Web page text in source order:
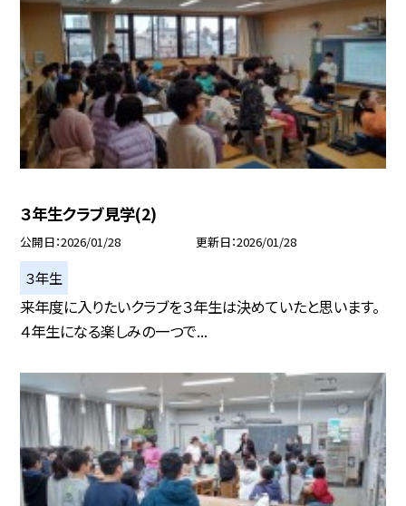
３年生クラブ見学(2)
公開日 2026/01/28 更新日 2026/01/28
３年生
来年度に入りたいクラブを３年生は決めていたと思います。
４年生になる楽しみの一つで...